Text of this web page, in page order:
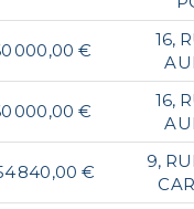
000,00 €
16,
000,00 €
16,
840,00 €
9,